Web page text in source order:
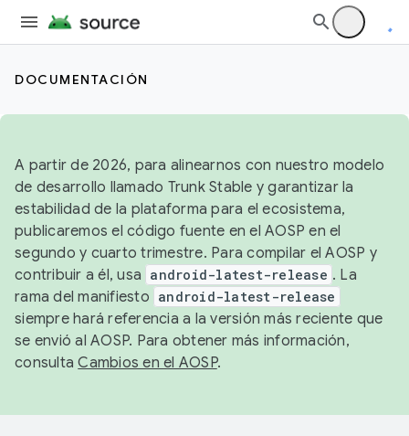
DOCUMENTACIÓN
A partir de 2026, para alinearnos con nuestro modelo
de desarrollo llamado Trunk Stable y garantizar la
estabilidad de la plataforma para el ecosistema,
publicaremos el código fuente en el AOSP en el
segundo y cuarto trimestre. Para compilar el AOSP y
contribuir a él, usa android-latest-release . La
rama del manifiesto android-latest-release
siempre hará referencia a la versión más reciente que
se envió al AOSP. Para obtener más información,
consultaCambios en el AOSP.